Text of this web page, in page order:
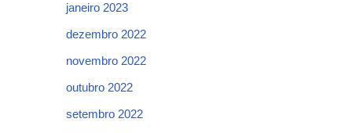
janeiro 2023
dezembro 2022
novembro 2022
outubro 2022
setembro 2022